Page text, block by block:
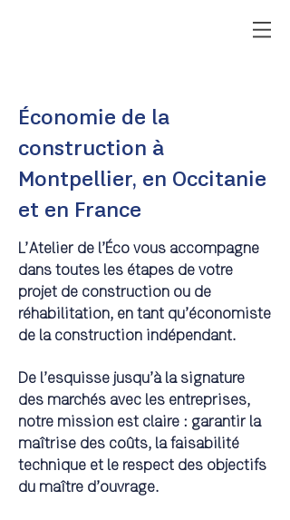
Économie de la
construction à
Montpellier, en Occitanie
et en France
L’Atelier de l’Éco vous accompagne
dans toutes les étapes de votre
projet de construction ou de
réhabilitation, en tant qu’économiste
de la construction indépendant.
De l’esquisse jusqu’à la signature
des marchés avec les entreprises,
notre mission est claire : garantir la
maîtrise des coûts, la faisabilité
technique et le respect des objectifs
du maître d’ouvrage.